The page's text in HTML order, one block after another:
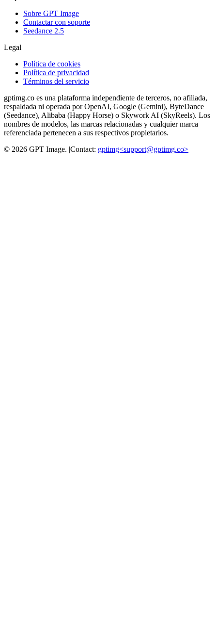
Sobre GPT Image
Contactar con soporte
Seedance 2.5
Legal
Política de cookies
Política de privacidad
Términos del servicio
gptimg.co es una plataforma independiente de terceros, no afiliada,
respaldada ni operada por OpenAI, Google (Gemini), ByteDance
(Seedance), Alibaba (Happy Horse) o Skywork AI (SkyReels). Los
nombres de modelos, las marcas relacionadas y cualquier marca
referenciada pertenecen a sus respectivos propietarios.
© 2026 GPT Image. |Contact: gptimg<support@gptimg.co>